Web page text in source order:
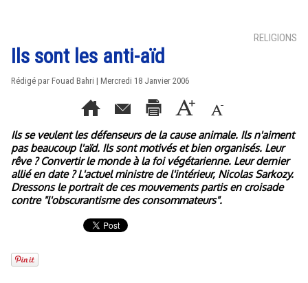
RELIGIONS
Ils sont les anti-aïd
Rédigé par Fouad Bahri | Mercredi 18 Janvier 2006
Ils se veulent les défenseurs de la cause animale. Ils n'aiment
pas beaucoup l'aïd. Ils sont motivés et bien organisés. Leur
rêve ? Convertir le monde à la foi végétarienne. Leur dernier
allié en date ? L'actuel ministre de l'intérieur, Nicolas Sarkozy.
Dressons le portrait de ces mouvements partis en croisade
contre "l'obscurantisme des consommateurs".